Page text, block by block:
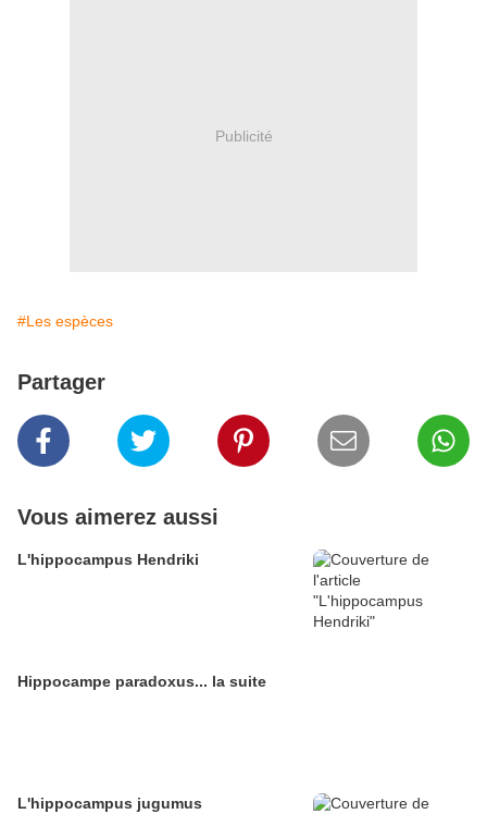
Publicité
#Les espèces
Partager
Vous aimerez aussi
L'hippocampus Hendriki
Hippocampe paradoxus... la suite
L'hippocampus jugumus